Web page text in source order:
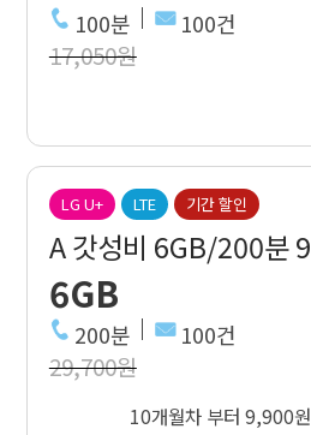
100분 100건
17,050원
LG U+ LTE 기간 할인
A 갓성비 6GB/200분 9
6GB
200분 100건
29,700원
10개월차 부터 9,900원